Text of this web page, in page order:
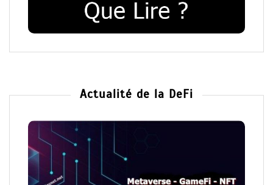
Actualité de la DeFi